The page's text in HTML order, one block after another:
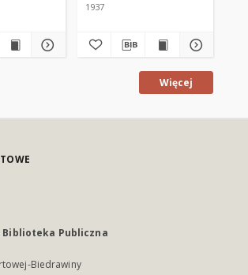
1937
Więcej
Biblioteka Publiczna
Biedrawiny